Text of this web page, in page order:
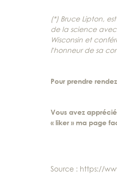
(*) Bruce Lipton,
de la science
Wisconsin et
l’honneur de sa
Pour prendre
Vous avez
« liker » ma page
Source : https://